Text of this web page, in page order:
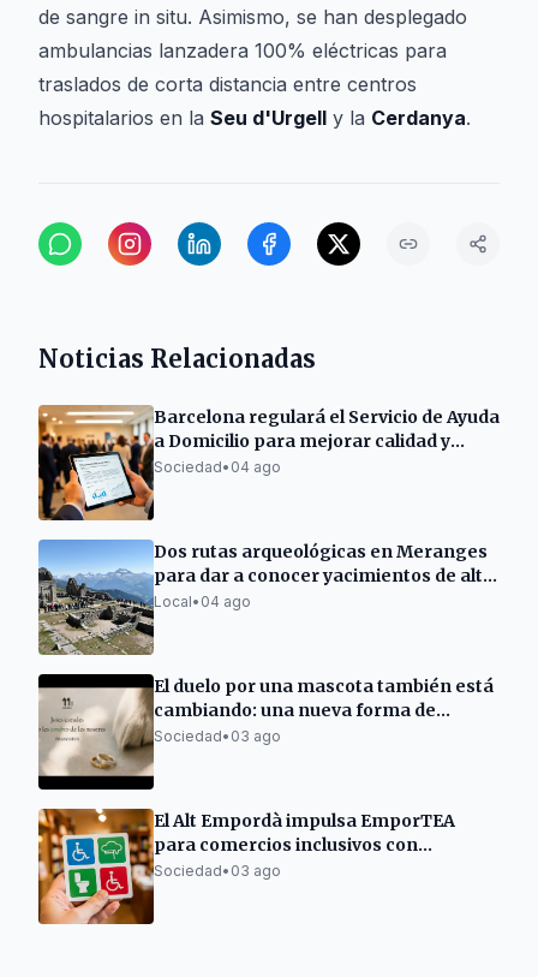
de sangre in situ. Asimismo, se han desplegado
ambulancias lanzadera 100% eléctricas para
traslados de corta distancia entre centros
hospitalarios en la Seu d'Urgell y la Cerdanya.
Noticias Relacionadas
Barcelona regulará el Servicio de Ayuda
a Domicilio para mejorar calidad y
eficiencia
Sociedad• 04 ago
Dos rutas arqueológicas en Meranges
para dar a conocer yacimientos de alta
montaña
Local• 04 ago
El duelo por una mascota también está
cambiando: una nueva forma de
mantener vivo su recuerdo
Sociedad• 03 ago
El Alt Empordà impulsa EmporTEA
para comercios inclusivos con
personas autistas
Sociedad• 03 ago